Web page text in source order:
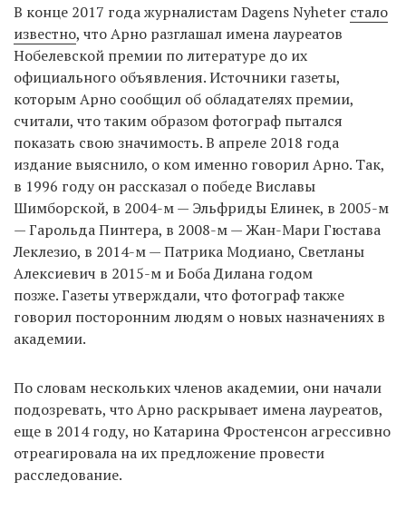
В конце 2017 года журналистам Dagens Nyheter стало
известно, что Арно разглашал имена лауреатов
Нобелевской премии по литературе до их
официального объявления. Источники газеты,
которым Арно сообщил об обладателях премии,
считали, что таким образом фотограф пытался
показать свою значимость. В апреле 2018 года
издание выяснило, о ком именно говорил Арно. Так,
в 1996 году он рассказал о победе Виславы
Шимборской, в 2004-м — Эльфриды Елинек, в 2005-м
— Гарольда Пинтера, в 2008-м — Жан-Мари Гюстава
Леклезио, в 2014-м — Патрика Модиано, Светланы
Алексиевич в 2015-м и Боба Дилана годом
позже. Газеты утверждали, что фотограф также
говорил посторонним людям о новых назначениях в
академии.
По словам нескольких членов академии, они начали
подозревать, что Арно раскрывает имена лауреатов,
еще в 2014 году, но Катарина Фростенсон агрессивно
отреагировала на их предложение провести
расследование.